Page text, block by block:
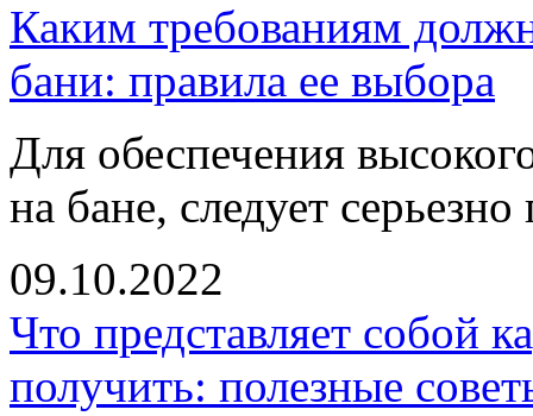
Каким требованиям
бани: правила ее выбора
Для обеспечения
на бане, следует
09.10.2022
Что представляет собой
получить: полезные